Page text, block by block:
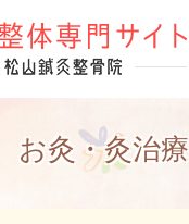
お灸・灸治療